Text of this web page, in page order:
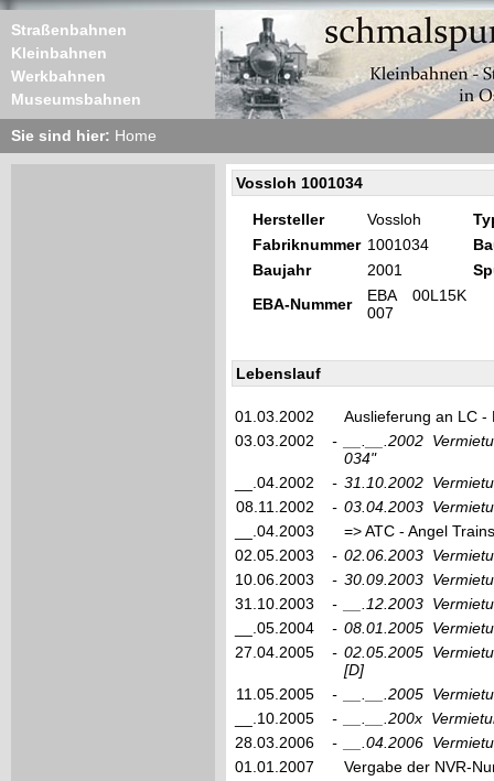
Straßenbahnen
Kleinbahnen
Werkbahnen
Museumsbahnen
Sie sind hier: Home
Vossloh 1001034
Hersteller Vossloh
Fabriknummer 1001034
Baujahr
2001
EBA-Nummer
EBA 00L15K
007
Lebenslauf
01.03.2002
Auslieferung an LC
03.03.2002
- __.__.2002
034"
__.04.2002
- 31.10.2002
08.11.2002
- 03.04.2003
__.04.2003
=> ATC - Angel
02.05.2003
- 02.06.2003
10.06.2003
- 30.09.2003
31.10.2003
- __.12.2003
__.05.2004
- 08.01.2005
27.04.2005
- 02.05.2005
[D]
11.05.2005
- __.__.2005
__.10.2005
- __.__.200x
28.03.2006
- __.04.2006
01.01.2007
Vergabe der NVR-